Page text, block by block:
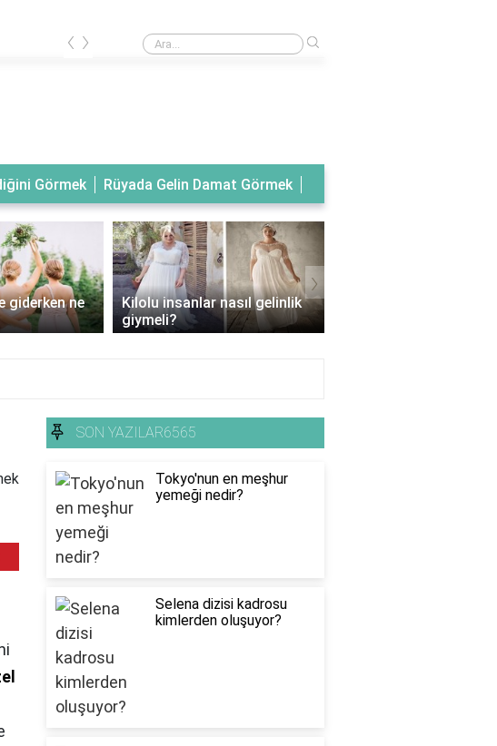
Rüyada tanıdık birinin gelinlik giydiğini görmek
‹ ›
Görmek Rüyada Gelin Damat Görmek
giderken ne
Kilolu insanlar nasıl gelinlik
giymeli?
›
SON YAZILAR6565
Tokyo'nun en meşhur
yemeği nedir?
Selena dizisi kadrosu
kimlerden oluşuyor?